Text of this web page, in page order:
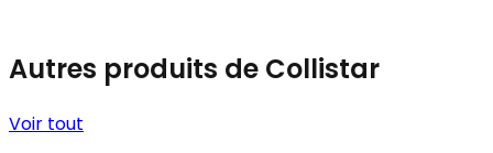
Autres produits de Collistar
Voir tout